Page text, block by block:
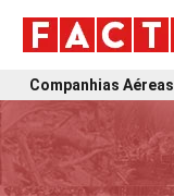
Companhias Aéreas